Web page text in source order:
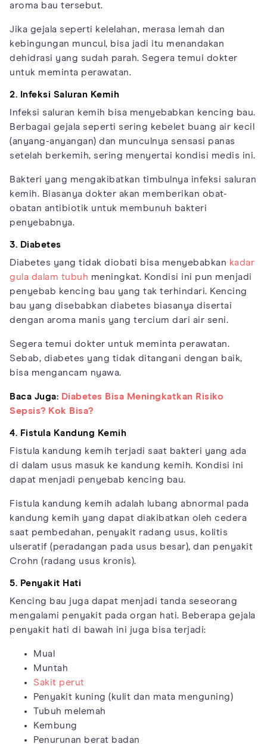
aroma bau tersebut.
Jika gejala seperti kelelahan, merasa lemah dan
kebingungan muncul, bisa jadi itu menandakan
dehidrasi yang sudah parah. Segera temui dokter
untuk meminta perawatan.
2. Infeksi Saluran Kemih
Infeksi saluran kemih bisa menyebabkan kencing bau.
Berbagai gejala seperti sering kebelet buang air kecil
(anyang-anyangan) dan munculnya sensasi panas
setelah berkemih, sering menyertai kondisi medis ini.
Bakteri yang mengakibatkan timbulnya infeksi saluran
kemih. Biasanya dokter akan memberikan obat-
obatan antibiotik untuk membunuh bakteri
penyebabnya.
3. Diabetes
Diabetes yang tidak diobati bisa menyebabkan kadar
gula dalam tubuh meningkat. Kondisi ini pun menjadi
penyebab kencing bau yang tak terhindari. Kencing
bau yang disebabkan diabetes biasanya disertai
dengan aroma manis yang tercium dari air seni.
Segera temui dokter untuk meminta perawatan.
Sebab, diabetes yang tidak ditangani dengan baik,
bisa mengancam nyawa.
Baca Juga: Diabetes Bisa Meningkatkan Risiko
Sepsis? Kok Bisa?
4. Fistula Kandung Kemih
Fistula kandung kemih terjadi saat bakteri yang ada
di dalam usus masuk ke kandung kemih. Kondisi ini
dapat menjadi penyebab kencing bau.
Fistula kandung kemih adalah lubang abnormal pada
kandung kemih yang dapat diakibatkan oleh cedera
saat pembedahan, penyakit radang usus, kolitis
ulseratif (peradangan pada usus besar), dan penyakit
Crohn (radang usus kronis).
5. Penyakit Hati
Kencing bau juga dapat menjadi tanda seseorang
mengalami penyakit pada organ hati. Beberapa gejala
penyakit hati di bawah ini juga bisa terjadi:
Mual
Muntah
Sakit perut
Penyakit kuning (kulit dan mata menguning)
Tubuh melemah
Kembung
Penurunan berat badan